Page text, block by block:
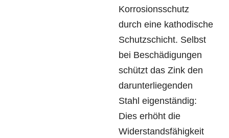
Korrosionsschutz
durch eine kathodische
Schutzschicht. Selbst
bei Beschädigungen
schützt das Zink den
darunterliegenden
Stahl eigenständig:
Dies erhöht die
Widerstandsfähigkeit